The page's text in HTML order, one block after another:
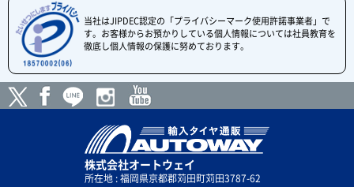
当社はJIPDEC認定の「プライバシーマーク使用許諾事業者」で
す。お客様からお預かりしている個人情報については社員教育を
徹底し個人情報の保護に努めております。
株式会社オートウェイ
所在地 : 福岡県京都郡苅田町苅田3787-62